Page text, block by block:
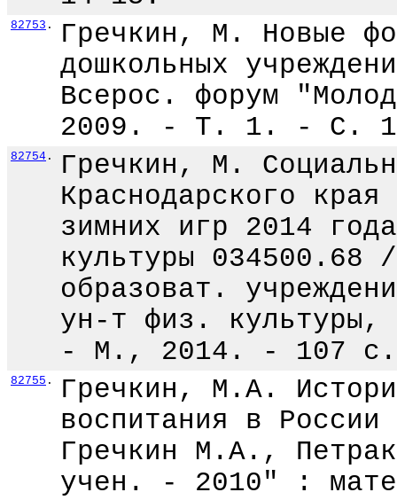
82753 .
Гречкин, М. Новые
дошкольных
Всерос. форум
2009. - Т. 1. - С.
82754 .
Гречкин, М.
Краснодарского
зимних игр 2014
культуры
образоват.
ун-т физ. культуры,
- М., 2014. - 107
82755 .
Гречкин, М.А.
воспитания в
Гречкин М.А.,
учен. - 2010" :